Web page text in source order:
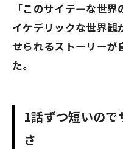
「このサイテーな世
イケデリックな世界観
せられるストーリーが
た。
1話ずつ短いので
さ